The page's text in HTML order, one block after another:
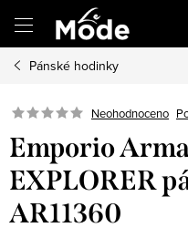
obsah
Pánské hodinky
Neohodnoceno
Emporio
EXPLORER
AR11360